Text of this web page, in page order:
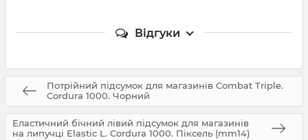
Відгуки
Потрійний підсумок для магазинів Combat Triple.
Cordura 1000. Чорний
Еластичний бічний лівий підсумок для магазинів
на липучці Elastic L. Cordura 1000. Піксель (mm14)